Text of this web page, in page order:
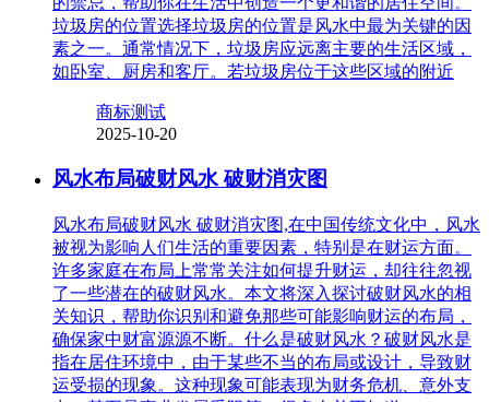
垃圾房的位置选择垃圾房的位置是风水中最为关键的因
素之一。通常情况下，垃圾房应远离主要的生活区域，
如卧室、厨房和客厅。若垃圾房位于这些区域的附近
商标测试
2025-10-20
风水布局破财风水 破财消灾图
风水布局破财风水 破财消灾图,在中国传统文化中，风水
被视为影响人们生活的重要因素，特别是在财运方面。
许多家庭在布局上常常关注如何提升财运，却往往忽视
了一些潜在的破财风水。本文将深入探讨破财风水的相
关知识，帮助你识别和避免那些可能影响财运的布局，
确保家中财富源源不断。什么是破财风水？破财风水是
指在居住环境中，由于某些不当的布局或设计，导致财
运受损的现象。这种现象可能表现为财务危机、意外支